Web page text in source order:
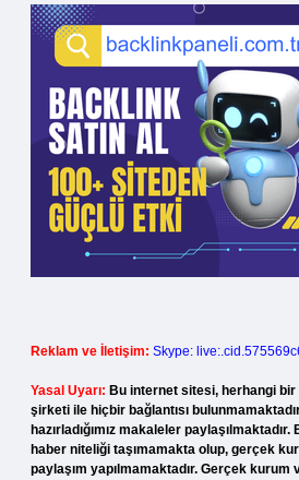
Reklam ve İletişim: Skype:
Yasal Uyarı: Bu internet sitesi, herhangi
şirketi ile hiçbir bağlantısı
hazırladığımız makaleler
haber niteliği taşımamakta olup, gerçek
paylaşım yapılmamaktadır. Gerçek kurum